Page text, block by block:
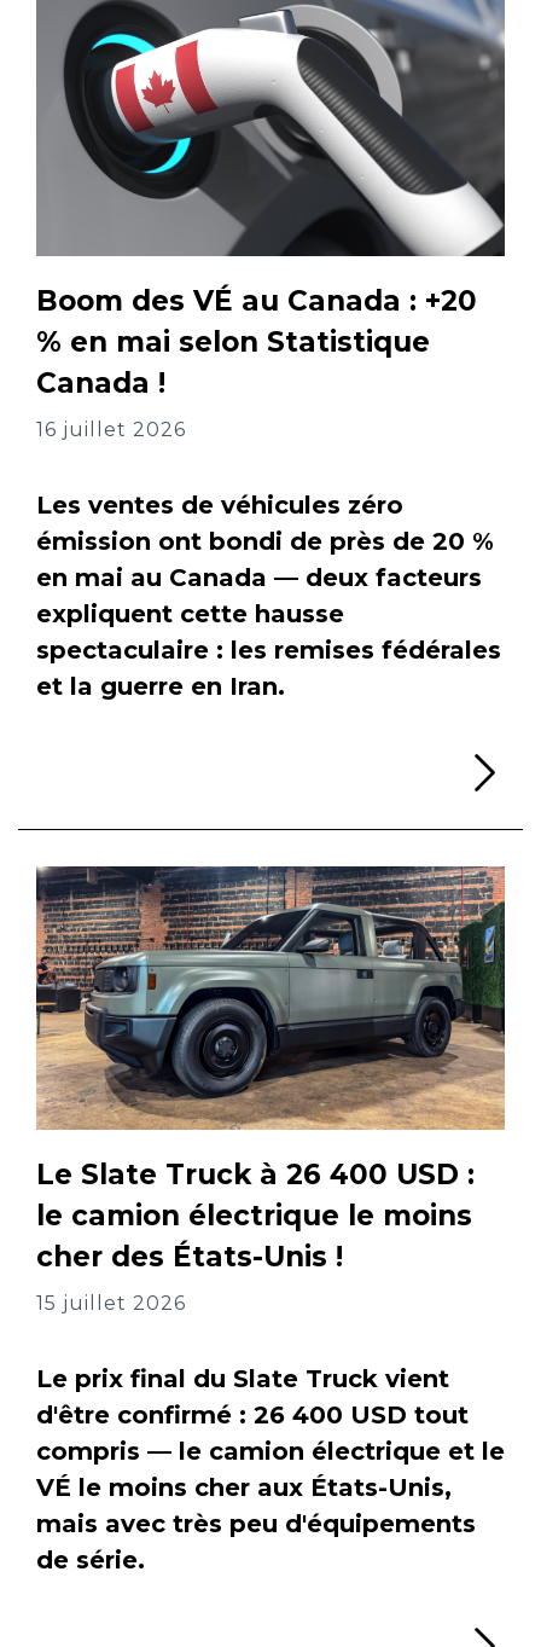
Boom des VÉ au Canada : +20
% en mai selon Statistique
Canada !
16 juillet 2026
Les ventes de véhicules zéro
émission ont bondi de près de 20 %
en mai au Canada — deux facteurs
expliquent cette hausse
spectaculaire : les remises fédérales
et la guerre en Iran.
Le Slate Truck à 26 400 USD :
le camion électrique le moins
cher des États-Unis !
15 juillet 2026
Le prix final du Slate Truck vient
d'être confirmé : 26 400 USD tout
compris — le camion électrique et le
VÉ le moins cher aux États-Unis,
mais avec très peu d'équipements
de série.